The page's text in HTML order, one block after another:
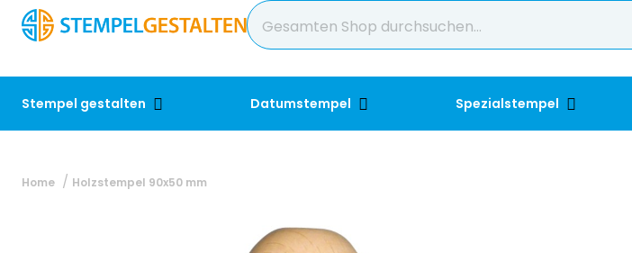
Stempel gestalten Datumstempel Spezialstempel
Home Holzstempel 90x50 mm